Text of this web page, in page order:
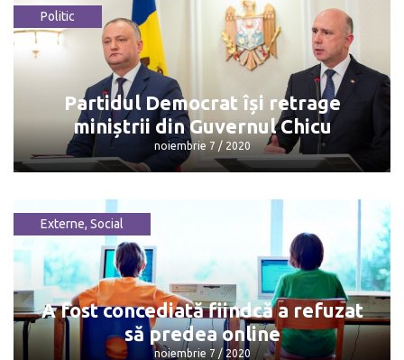
Se cere excluderea lui Igor Dodon din
cursa electorală
noiembrie 7 / 2020
Politic
Partidul Democrat își retrage
miniștrii din Guvernul Chicu
noiembrie 7 / 2020
Partidul Democrat își retrage miniștrii
din Guvernul Chicu
noiembrie 7 / 2020
Externe, Social
A fost concediată fiindcă a refuzat
să predea online
noiembrie 7 / 2020